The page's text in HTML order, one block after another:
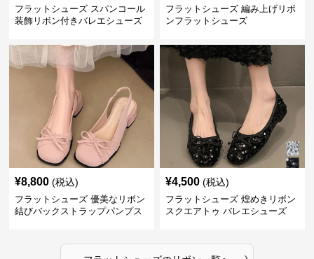
フラットシューズ スパンコール
装飾リボン付きバレエシューズ
フラットシューズ 編み上げリボ
ンフラットシューズ
¥8,800 (税込)
フラットシューズ 優美なリボン
結びバックストラップパンプス
¥4,500 (税込)
フラットシューズ 煌めきリボン
スクエアトゥ バレエシューズ